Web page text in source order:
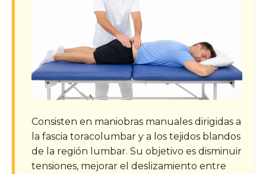
Consisten en maniobras manuales dirigidas a
la fascia toracolumbar y a los tejidos blandos
de la región lumbar. Su objetivo es disminuir
tensiones, mejorar el deslizamiento entre